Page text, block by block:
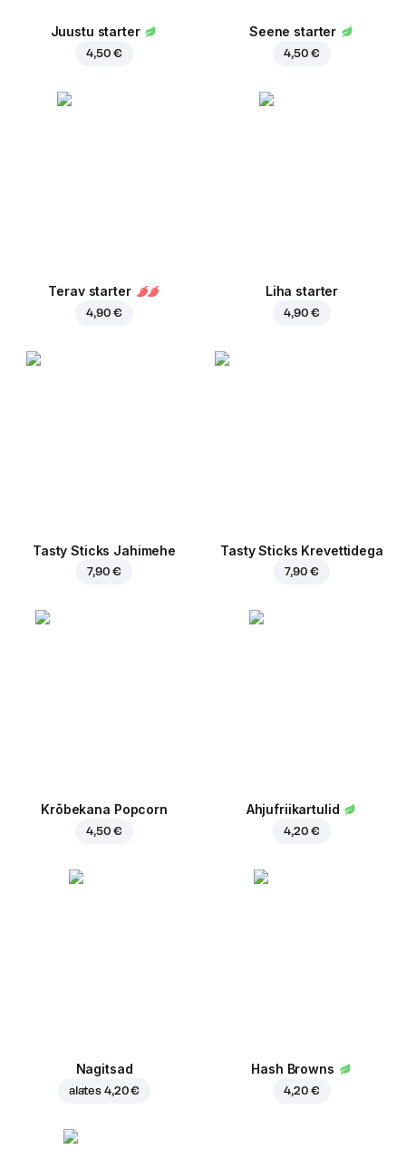
Juustu starter
4,50 €
Seene starter
4,50 €
Terav starter
4,90 €
Liha starter
4,90 €
Tasty Sticks Jahimehe
7,90 €
Tasty Sticks Krevettidega
7,90 €
Krõbekana Popcorn
4,50 €
Ahjufriikartulid
4,20 €
Nagitsad
alates 4,20 €
Hash Browns
4,20 €